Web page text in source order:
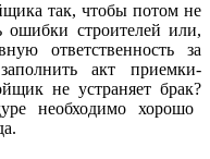
так, чтобы потом не
ошибки строителей или,
ответственность за
акт приемки-
не устраняет брак?
необходимо хорошо